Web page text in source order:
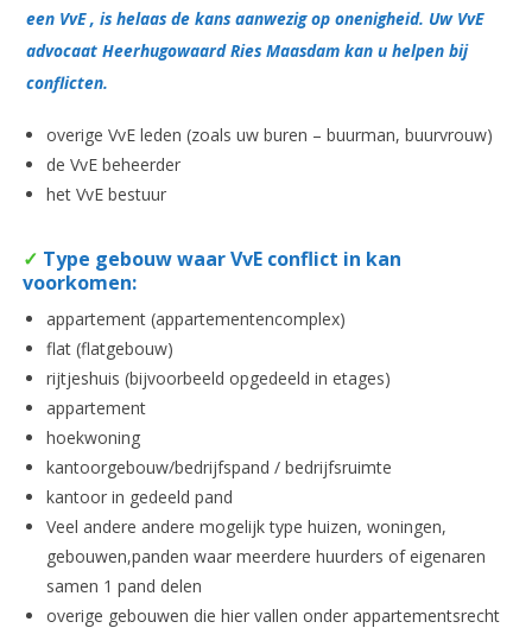
een VvE , is helaas de kans aanwezig op onenigheid. Uw VvE
advocaat Heerhugowaard Ries Maasdam kan u helpen bij
conflicten.
overige VvE leden (zoals uw buren – buurman, buurvrouw)
de VvE beheerder
het VvE bestuur
✓ Type gebouw waar VvE conflict in kan
voorkomen:
appartement (appartementencomplex)
flat (flatgebouw)
rijtjeshuis (bijvoorbeeld opgedeeld in etages)
appartement
hoekwoning
kantoorgebouw/bedrijfspand / bedrijfsruimte
kantoor in gedeeld pand
Veel andere andere mogelijk type huizen, woningen,
gebouwen,panden waar meerdere huurders of eigenaren
samen 1 pand delen
overige gebouwen die hier vallen onder appartementsrecht